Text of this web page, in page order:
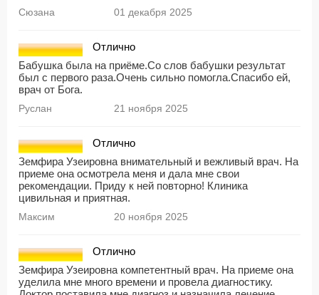
Сюзана 01 декабря 2025
Отлично
Бабушка была на приёме.Со слов бабушки результат
был с первого раза.Очень сильно помогла.Спасибо ей,
врач от Бога.
Руслан 21 ноября 2025
Отлично
Земфира Узеировна внимательный и вежливый врач. На
приеме она осмотрела меня и дала мне свои
рекомендации. Приду к ней повторно! Клиника
цивильная и приятная.
Максим 20 ноября 2025
Отлично
Земфира Узеировна компетентный врач. На приеме она
уделила мне много времени и провела диагностику.